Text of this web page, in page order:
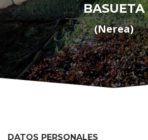
BASUETA
(Nerea)
DATOS PERSONALES